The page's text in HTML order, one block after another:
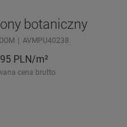
botaniczny
AVMPU40238
PLN/m²
cena brutto